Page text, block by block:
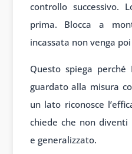
controllo successivo.
prima. Blocca a
incassata non venga
Questo spiega perché
guardato alla misura
un lato riconosce
chiede che non
e generalizzato.